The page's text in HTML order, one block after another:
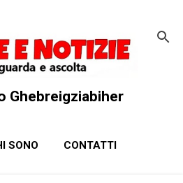
Ghebreigziabiher
SONO CONTATTI